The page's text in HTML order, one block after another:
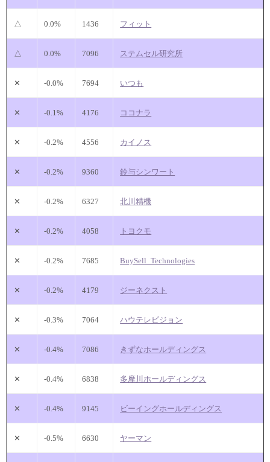
△ 0.0% 1436 フィット
△ 0.0% 7096 ステムセル研究所
✕ -0.0% 7694 いつも
✕ -0.1% 4176 ココナラ
✕ -0.2% 4556 カイノス
✕ -0.2% 9360 鈴与シンワート
✕ -0.2% 6327 北川精機
✕ -0.2% 4058 トヨクモ
✕ -0.2% 7685 BuySell_Technologies
✕ -0.2% 4179 ジーネクスト
✕ -0.3% 7064 ハウテレビジョン
✕ -0.4% 7086 きずなホールディングス
✕ -0.4% 6838 多摩川ホールディングス
✕ -0.4% 9145 ビーイングホールディングス
✕ -0.5% 6630 ヤーマン